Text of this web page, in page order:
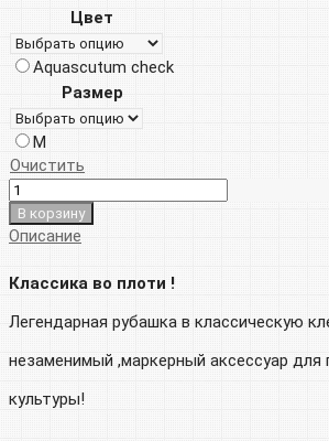
Цвет
Aquascutum check
Размер
M
Очистить
В корзину
Описание
Классика во плоти !
Легендарная рубашка в классическую
незаменимый ,маркерный аксессуар для
культуры!